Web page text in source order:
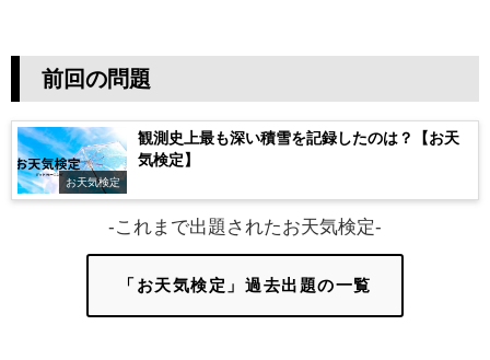
前回の問題
お天気検定
観測史上最も深い積雪を記録したのは？【お天
気検定】
-これまで出題されたお天気検定-
「お天気検定」過去出題の一覧